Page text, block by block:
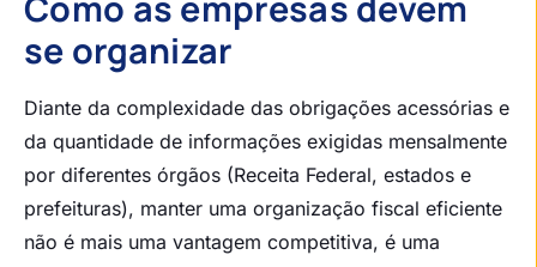
se organizar
Diante da complexidade das obrigações acessórias e
da quantidade de informações exigidas mensalmente
por diferentes órgãos (Receita Federal, estados e
prefeituras), manter uma organização fiscal eficiente
não é mais uma vantagem competitiva, é uma